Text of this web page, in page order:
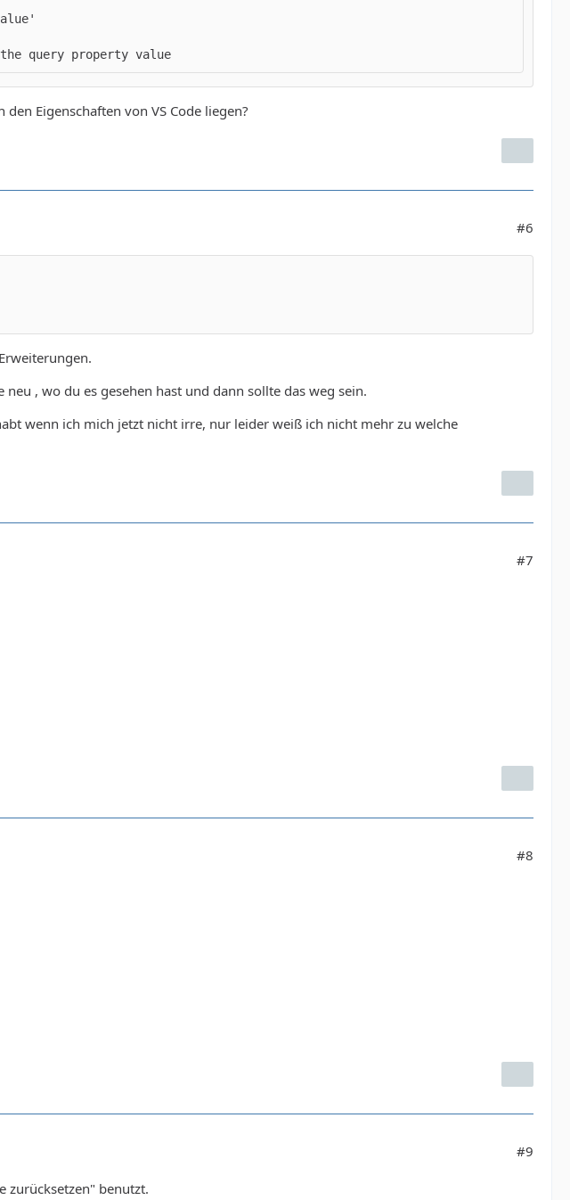
query property value
Eigenschaften von VS Code liegen?
#6
, wo du es gesehen hast und dann sollte das weg sein.
wenn ich mich jetzt nicht irre, nur leider weiß ich nicht mehr zu welche
#7
#8
#9
zurücksetzen" benutzt.